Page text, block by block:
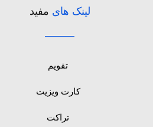
لینک های مفید
تقویم
کارت ویزیت
تراکت